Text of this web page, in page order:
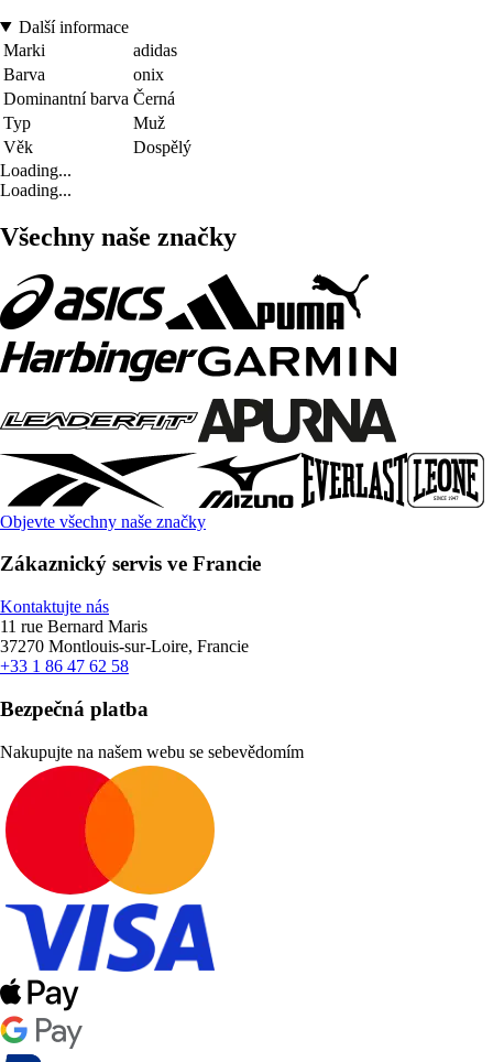
Další informace
Marki
adidas
Barva
onix
Dominantní barva Černá
Typ
Muž
Věk
Dospělý
Loading...
Loading...
Všechny naše značky
Objevte všechny naše značky
Zákaznický servis ve Francie
Kontaktujte nás
11 rue Bernard Maris
37270 Montlouis-sur-Loire, Francie
+33 1 86 47 62 58
Bezpečná platba
Nakupujte na našem webu se sebevědomím